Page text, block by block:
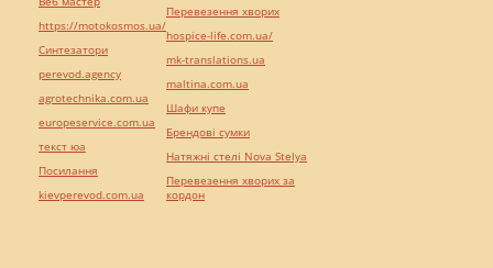
https://motokosmos.ua/
Синтезатори
perevod.agency
agrotechnika.com.ua
europeservice.com.ua
текст юа
Посилання
kievperevod.com.ua
Перевезення хворих
hospice-life.com.ua/
mk-translations.ua
maltina.com.ua
Шафи купе
Брендові сумки
Натяжні стелі Nova Stelya
Перевезення хворих за
кордон